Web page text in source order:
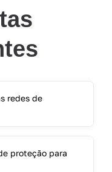
redes de
proteção para